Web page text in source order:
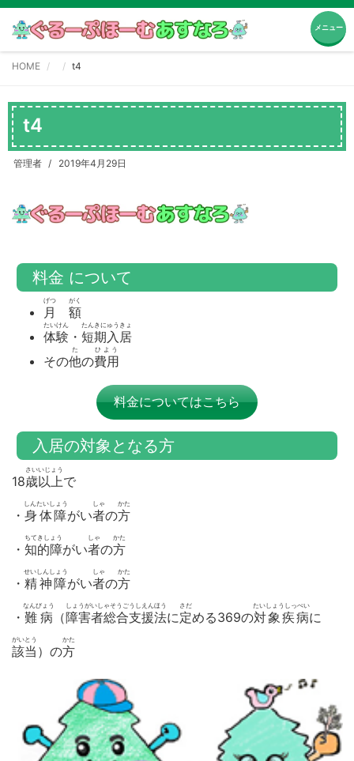
メニュー
HOME t4
t4
管理者 2019年4月29日
料金 について
月
げつ
額
がく
体験
たいけん
・ 短期入居
たんきにゅうきょ
その他
た
の費用
ひよう
料金についてはこちら
入居の対象となる方
18歳以上
さいいじょう
で
・ 身体障
しんたいしょう
がい者
しゃ
の方
かた
・ 知的障
ちてきしょう
がい者
しゃ
の方
かた
・ 精神障
せいしんしょう
がい者
しゃ
の方
かた
・ 難病
なんびょう
（障害者総合支援法
しょうがいしゃそうごうしえんほう
に定
さだ
める369の対象疾病
たいしょうしっぺい
に
該当
がいとう
）の方
かた